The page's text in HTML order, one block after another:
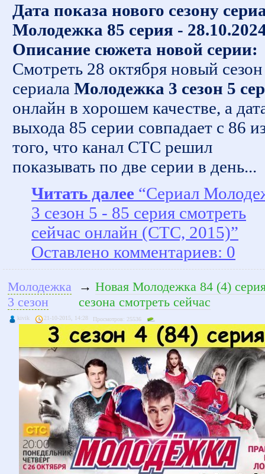
Дата показа нового сезону
Молодежка 85 серия -
Описание сюжета новой серии:
Смотреть 28 октября новый сезон
сериала Молодежка 3 сезон 5
онлайн в хорошем качестве, а
выхода 85 серии совпадает с 86
того, что канал СТС решил
показывать по две серии в день...
Читать далее “Сериал
3 сезон 5 - 85 серия смотреть
сейчас онлайн (СТС, 2015)”
Оставлено комментариев: 0
Молодежка
3 сезон
→ Новая Молодежка 84 (4)
сезона смотреть сейчас
kivik 21-10-2015, 14:28 Просмотров: 25536